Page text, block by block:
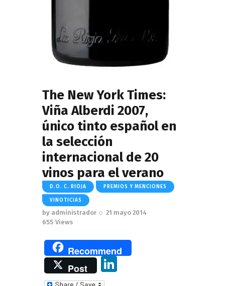
The New York Times:
Viña Alberdi 2007,
único tinto español en
la selección
internacional de 20
vinos para el verano
D.O. C. RIOJA PREMIOS Y MENCIONES
VINOTICIAS
by administrador
21 mayo 2014
655 Views
Recommend
Post